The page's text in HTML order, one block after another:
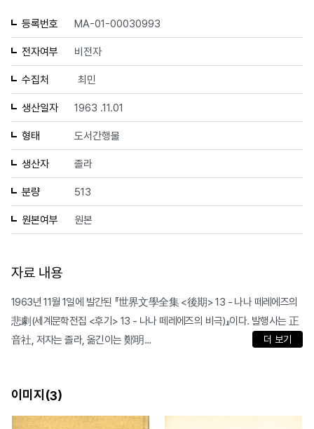
등록번호 MA-01-00030993
전자여부 비전자
수집처 최민
생산일자 1963 .11.01
형태 도서간행물
생산자 졸라
분량 513
원본여부 원본
자료 내용
1963년 11월 1일에 발간된 『世界文學全集 <後期> 13 - 나나 떼레에즈의
悲劇(세계문학전집 <후기> 13 - 나나 떼레에즈의 비극)』이다. 발행사는 正
音社, 저자는 졸라, 옮긴이는 鄭明...
더 보기
이미지(3)